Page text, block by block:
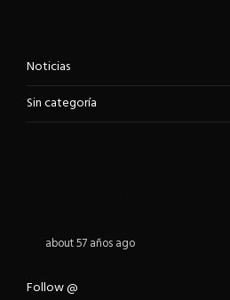
Noticias
Sin categoría
about 57 años ago
Follow @